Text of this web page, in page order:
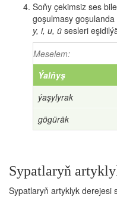
Soňy çekimsiz ses
goşulmasy
y, i, u, ü sesleri
Meselem:
Ýalňyş
ýaşylyrak
gögüräk
Sypatlaryň
Sypatlaryň artyklyk derejesi